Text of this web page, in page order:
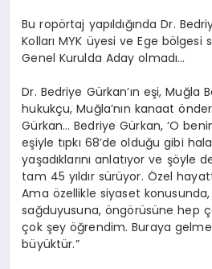
Bu ropörtaj yapıldığında Dr.
Kolları MYK üyesi ve Ege bölgesi
Genel Kurulda Aday olmadı…
Dr. Bedriye Gürkan’ın eşi, Muğla
hukukçu, Muğla’nın kanaat
Gürkan… Bedriye Gürkan, ‘O
eşiyle tıpkı 68’de olduğu gibi
yaşadıklarını anlatıyor ve şöyle
tam 45 yıldır sürüyor. Özel
Ama özellikle siyaset konusunda,
sağduyusuna, öngörüsüne hep
çok şey öğrendim. Buraya
büyüktür.”